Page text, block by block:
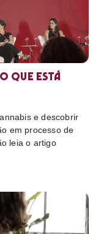
que está
e descobrir
em processo de
leia o artigo